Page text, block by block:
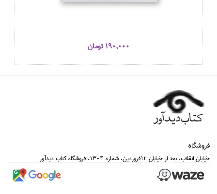
190,000 تومان
فروشگاه
خيابان انقلاب، بعد از خيابان 12فروردين، شماره 1304، فروشگاه كتاب ديدآور